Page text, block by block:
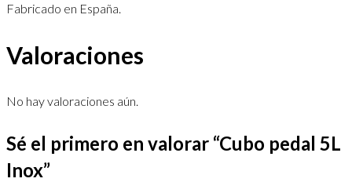
Fabricado en España.
Valoraciones
No hay valoraciones aún.
Sé el primero en valorar “Cubo pedal 5L
Inox”